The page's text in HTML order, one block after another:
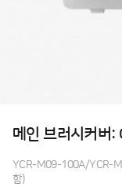
메인 브러시커버:
YCR-M09-100A/YCR-
함)